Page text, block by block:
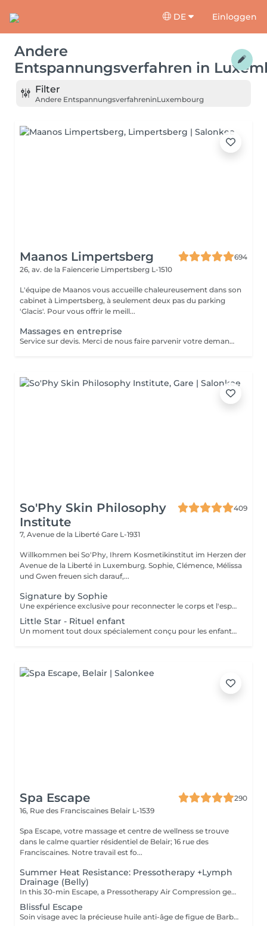
DE Einloggen
Andere
Entspannungsverfahren in
Filter
Andere EntspannungsverfahreninLuxembourg
Maanos Limpertsberg
694
26, av. de la Faïencerie Limpertsberg L-1510
L'équipe de Maanos vous accueille chaleureusement dans son
cabinet à Limpertsberg, à seulement deux pas du parking
'Glacis'. Pour vous offrir le meill...
Massages en entreprise
Service sur devis. Merci de nous faire parvenir votre demande à contact@maanos.com.
So'Phy Skin Philosophy
Institute
409
7, Avenue de la Liberté Gare L-1931
Willkommen bei So'Phy, Ihrem Kosmetikinstitut im Herzen der
Avenue de la Liberté in Luxemburg. Sophie, Clémence, Mélissa
und Gwen freuen sich darauf,...
Signature by Sophie
Une expérience exclusive pour reconnecter le corps et l'esprit. Ce soin signature débute par un bain de pieds chaud et délassant, invitant le corps à ralentir et à relâcher les premières tensions. Il se poursuit par un massage du dos profondément relaxant, conçu pour libérer les tensions musculaires, apaiser le système nerveux et installer un véritable lâcher-prise. L'expérience continue avec un soin du visage entièrement personnalisé, adapté aux besoins spécifiques de votre peau, afin de la nettoyer, l'hydrater et lui redonner confort et éclat. Au coeur de ce rituel se trouve le massage signature de Sophie, le KobiLift® : une gestuelle précise et enveloppante qui stimule, draine et raffermit la peau tout en illuminant le teint. Au-delà des résultats visibles, ce soin procure une profonde sensation d'équilibre, de légèreté et de renouveau. Un moment suspendu, où le temps ralentit, l'esprit s'apaise et le corps se sent pleinement pris en charge. Idéal pour celles et ceux qui recherchent une relaxation profonde, une peau lumineuse et une véritable parenthèse de reconnexion.
Little Star - Rituel enfant
Un moment tout doux spécialement conçu pour les enfants, afin de leur faire découvrir le plaisir de prendre soin d'eux dans un cadre rassurant et bienveillant. Vous choisissez la durée du soin (60 ou 90 minutes), et nous créons un rituel adapté à leur âge, à leurs envies et à leur sensibilité. L'expérience peut inclure différents soins tels qu'un mini soin du visage, un massage relaxant, une mini manucure ou pédicure, avec possibilité de pose de vernis. Chaque séance est pensée comme un moment ludique et apaisant, pour initier les plus jeunes au bien-être tout en douceur. Un instant de détente idéal pour leur offrir une première expérience en institut, dans le respect de leur rythme et de leurs besoins.
Spa Escape
290
16, Rue des Franciscaines Belair L-1539
Spa Escape, votre massage et centre de wellness se trouve
dans le calme quartier résidentiel de Belair; 16 rue des
Franciscaines. Notre travail est fo...
Summer Heat Resistance: Pressotherapy +Lymph
Drainage (Belly)
In this 30-min Escape, a Pressotherapy Air Compression gently tightens & relaxes the legs to boosts lymphatic drainage and reduces water retention. We add a Lymphatic Drainage Belly Massage to soothe tension and/or toxins caught in the tummy area. Your legs, and feet feel lighter, your body feels less bloated. This offer is available on Tuesday to Thursday from 10 to 3pm.
Blissful Escape
Soin visage avec la précieuse huile anti-âge de figue de Barbarie suivi d'un massage crânien + visage, cou, épaules puis un massage oriental des pieds et des jambes. Ce soin commence par un rafraîchissement stimulant des pieds pour favoriser la circulation sanguine et la relaxation.